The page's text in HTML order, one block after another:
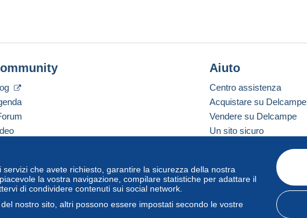
che avete richiesto, garantire la sicurezza della nostra
la vostra navigazione, compilare statistiche per adattare il
di condividere contenuti sui social network.
nostro sito, altri possono essere impostati secondo le vostre
Aiuto
Centro assistenza
Acquistare su Delcampe
Vendere su Delcampe
Un sito sicuro
Versione standard